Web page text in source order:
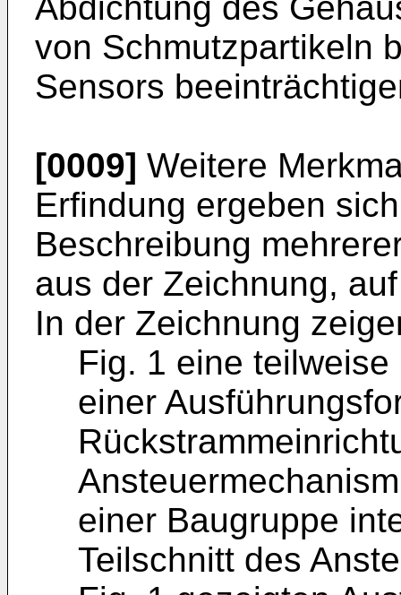
von Schmutzpartikeln
Sensors
[0009] Weitere
Erfindung ergeben
Beschreibung
aus der Zeichnung,
In der Zeichnung
Fig. 1 eine
einer
einer Baugruppe
Teilschnitt des